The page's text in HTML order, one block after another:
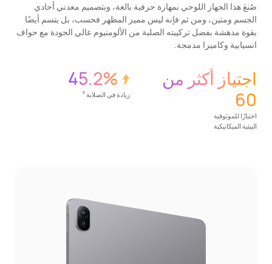
صُنعَ هذا الجهاز اللوحي بمهارة حرفية بالغة، وبتصميم معدني أحادي
الجسم ومتين، ومن ثم فإنه ليس مميز المظهر فحسب، بل يتسم أيضًا
بقوة مدهشة بفضل تركيبته الصلبة من الألومنيوم عالي الجودة مع حواف
انسيابية وكاميرا مدمجة.
اجتياز أكثر من
60
اختبارًا للموثوقية
البيئية الميكانيكية
45.2%
زيادة في الصلابة6